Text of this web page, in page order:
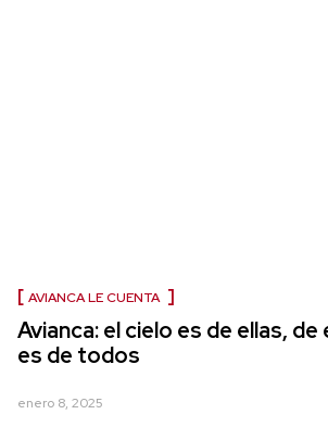
AVIANCA LE CUENTA
Avianca: el cielo es de ellas, de
es de todos
enero 8, 2025